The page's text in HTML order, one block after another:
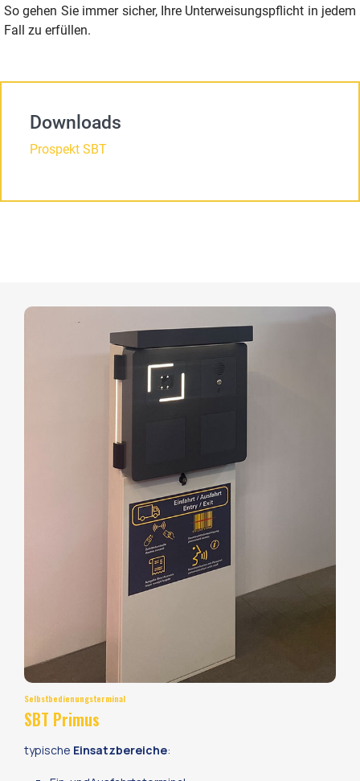
So gehen Sie immer sicher, Ihre Unterweisungspflicht in jedem
Fall zu erfüllen.
Downloads
Prospekt SBT
Selbstbedienungsterminal
SBT Primus
typische Einsatzbereiche: